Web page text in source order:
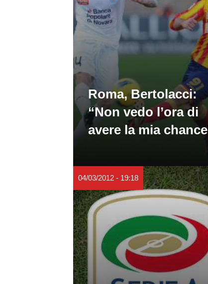
Roma, Bertolacci:
“Non vedo l’ora di
avere la mia
04/03/2012 - 19:18